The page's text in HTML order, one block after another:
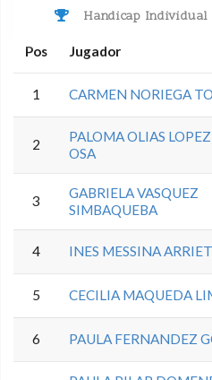
Handicap Individual
Pos Jugador
1 CARMEN NORIEGA
2
PALOMA OLIAS
OSA
3
GABRIELA VASQUEZ
SIMBAQUEBA
4 INES MESSINA
5 CECILIA MAQUEDA
6 PAULA FERNANDEZ